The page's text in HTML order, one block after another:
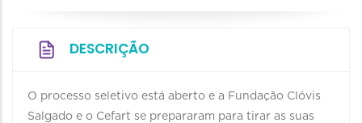
DESCRIÇÃO
O processo seletivo está aberto e a Fundação Clóvis
Salgado e o Cefart se prepararam para tirar as suas